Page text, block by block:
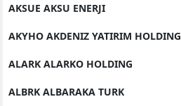
AKSUE AKSU ENERJI
AKYHO AKDENIZ YATIRIM HOLDING
ALARK ALARKO HOLDING
ALBRK ALBARAKA TURK